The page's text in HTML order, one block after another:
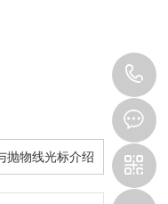
抛物线光标介绍